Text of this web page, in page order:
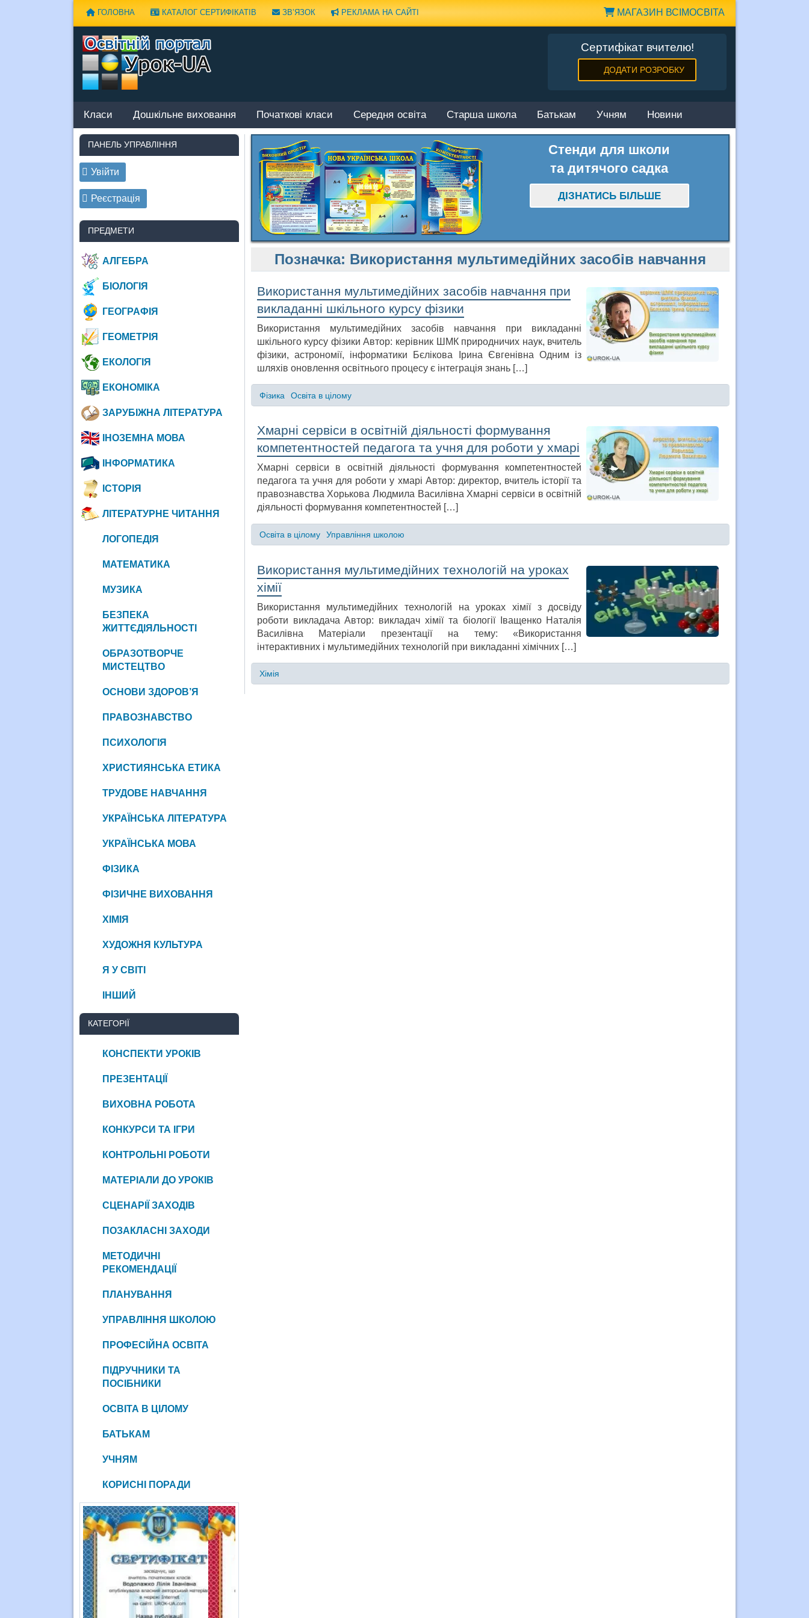
МАГАЗИН ВСІМОСВІТА
ГОЛОВНА КАТАЛОГ СЕРТИФІКАТІВ ЗВ’ЯЗОК РЕКЛАМА НА САЙТІ
Сертифікат вчителю!
ДОДАТИ РОЗРОБКУ
Класи Дошкільне виховання Початкові класи Середня освіта Старша школа Батькам Учням Новини
Стенди для школи
та дитячого садка
ДІЗНАТИСЬ БІЛЬШЕ
Позначка: Використання мультимедійних засобів навчання
Використання мультимедійних засобів навчання при
викладанні шкільного курсу фізики
Використання мультимедійних засобів навчання при викладанні
шкільного курсу фізики Автор: керівник ШМК природничих наук, вчитель
фізики, астрономії, інформатики Бєлікова Ірина Євгенівна Одним із
шляхів оновлення освітнього процесу є інтеграція знань […]
Фізика Освіта в цілому
Хмарні сервіси в освітній діяльності формування
компетентностей педагога та учня для роботи у хмарі
Хмарні сервіси в освітній діяльності формування компетентностей
педагога та учня для роботи у хмарі Автор: директор, вчитель історії та
правознавства Хорькова Людмила Василівна Хмарні сервіси в освітній
діяльності формування компетентностей […]
Освіта в цілому Управління школою
Використання мультимедійних технологій на уроках
хімії
Використання мультимедійних технологій на уроках хімії з досвіду
роботи викладача Автор: викладач хімії та біології Іващенко Наталія
Василівна Матеріали презентації на тему: «Використання
інтерактивних і мультимедійних технологій при викладанні хімічних […]
Хімія
ПАНЕЛЬ УПРАВЛІННЯ
Увійти
Реєстрація
ПРЕДМЕТИ
АЛГЕБРА
БІОЛОГІЯ
ГЕОГРАФІЯ
ГЕОМЕТРІЯ
ЕКОЛОГІЯ
ЕКОНОМІКА
ЗАРУБІЖНА ЛІТЕРАТУРА
ІНОЗЕМНА МОВА
ІНФОРМАТИКА
ІСТОРІЯ
ЛІТЕРАТУРНЕ ЧИТАННЯ
ЛОГОПЕДІЯ
МАТЕМАТИКА
МУЗИКА
БЕЗПЕКА
ЖИТТЄДІЯЛЬНОСТІ
ОБРАЗОТВОРЧЕ
МИСТЕЦТВО
ОСНОВИ ЗДОРОВ’Я
ПРАВОЗНАВСТВО
ПСИХОЛОГІЯ
ХРИСТИЯНСЬКА ЕТИКА
ТРУДОВЕ НАВЧАННЯ
УКРАЇНСЬКА ЛІТЕРАТУРА
УКРАЇНСЬКА МОВА
ФІЗИКА
ФІЗИЧНЕ ВИХОВАННЯ
ХІМІЯ
ХУДОЖНЯ КУЛЬТУРА
Я У СВІТІ
ІНШИЙ
КАТЕГОРІЇ
КОНСПЕКТИ УРОКІВ
ПРЕЗЕНТАЦІЇ
ВИХОВНА РОБОТА
КОНКУРСИ ТА ІГРИ
КОНТРОЛЬНІ РОБОТИ
МАТЕРІАЛИ ДО УРОКІВ
СЦЕНАРІЇ ЗАХОДІВ
ПОЗАКЛАСНІ ЗАХОДИ
МЕТОДИЧНІ
РЕКОМЕНДАЦІЇ
ПЛАНУВАННЯ
УПРАВЛІННЯ ШКОЛОЮ
ПРОФЕСІЙНА ОСВІТА
ПІДРУЧНИКИ ТА
ПОСІБНИКИ
ОСВІТА В ЦІЛОМУ
БАТЬКАМ
УЧНЯМ
КОРИСНІ ПОРАДИ